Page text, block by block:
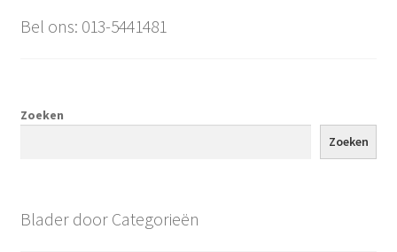
Bel ons: 013-5441481
Zoeken
Zoeken
Blader door Categorieën